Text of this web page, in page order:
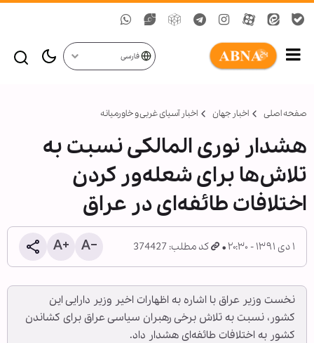
فارسی
صفحه اصلی اخبار جهان اخبار آسیای غربی و خاورمیانه
هشدار نوری المالکی نسبت به
تلاش‌ها برای شعله‌ور کردن
اختلافات طائفه‌ای در عراق
۱ دی ۱۳۹۱ - ۲۰:۳۰ کد مطلب: 374427
نخست وزیر عراق با اشاره به اظهارات اخیر وزیر دارایی این
کشور، نسبت به تلاش برخی رهبران سیاسی عراق برای کشاندن
کشور به اختلافات طائفه‌ای هشدار داد.